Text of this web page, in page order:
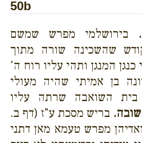
50b
בירושלמי מפרש שמשם
שהשכינה שורה מתוך
המנגן ותהי עליו רוח ה'
בן אמיתי שהיה מעולי
בית השואבה שרתה עליו
בריש מסכת ע"ז (דף ב.
מפרש טעמא מאן דתני